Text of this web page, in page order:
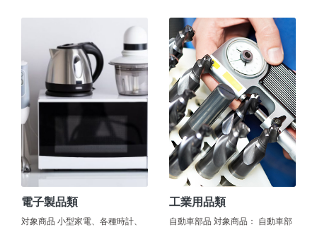
電子製品類
対象商品 小型家電、各種時計、
工業用品類
自動車部品 対象商品： 自動車部